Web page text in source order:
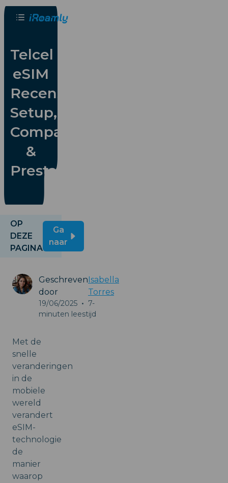
Telcel
eSIM
Recensie:
Setup,
Compatibiliteit
&
Prestaties
OP
DEZE
PAGINA
Ga
naar
Geschreven
door
Isabella
Torres
19/06/2025 • 7-
minuten leestijd
Met de
snelle
veranderingen
in de
mobiele
wereld
verandert
eSIM-
technologie
de
manier
waarop